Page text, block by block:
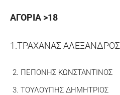
ΑΓΟΡΙΑ >18
1.ΤΡΑΧΑΝΑΣ ΑΛΕΞΑΝΔΡΟΣ
ΠΕΠΟΝΗΣ ΚΩΝΣΤΑΝΤΙΝΟΣ
ΤΟΥΛΟΥΠΗΣ ΔΗΜΗΤΡΙΟΣ